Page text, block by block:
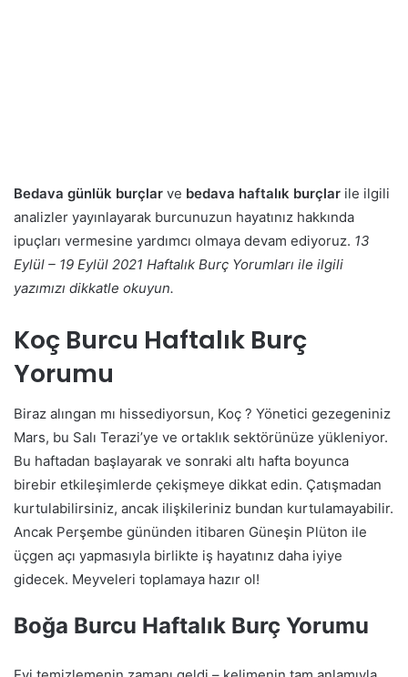
Bedava günlük burçlar ve bedava haftalık burçlar ile ilgili
analizler yayınlayarak burcunuzun hayatınız hakkında
ipuçları vermesine yardımcı olmaya devam ediyoruz. 13
Eylül – 19 Eylül 2021 Haftalık Burç Yorumları ile ilgili
yazımızı dikkatle okuyun.
Koç Burcu Haftalık Burç
Yorumu
Biraz alıngan mı hissediyorsun, Koç ? Yönetici gezegeniniz
Mars, bu Salı Terazi’ye ve ortaklık sektörünüze yükleniyor.
Bu haftadan başlayarak ve sonraki altı hafta boyunca
birebir etkileşimlerde çekişmeye dikkat edin. Çatışmadan
kurtulabilirsiniz, ancak ilişkileriniz bundan kurtulamayabilir.
Ancak Perşembe gününden itibaren Güneşin Plüton ile
üçgen açı yapmasıyla birlikte iş hayatınız daha iyiye
gidecek. Meyveleri toplamaya hazır ol!
Boğa Burcu Haftalık Burç Yorumu